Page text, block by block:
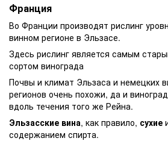
Франция
Во Франции производят рислинг
винном регионе в Эльзасе.
Здесь рислинг является самым
сортом винограда
Почвы и климат Эльзаса и немецких
регионов очень похожи, да и
вдоль течения того же Рейна.
Эльзасские вина, как правило, сухие
содержанием спирта.